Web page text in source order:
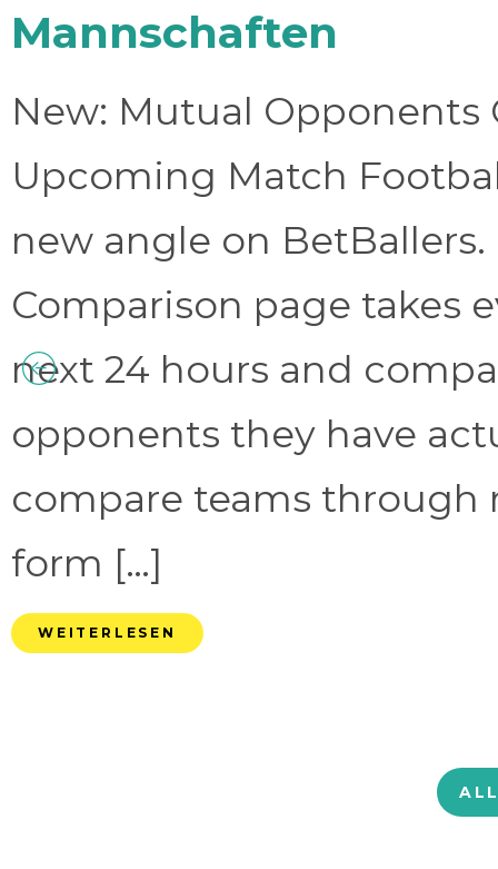
Mannschaften
New: Mutual Opponents
Upcoming Match
new angle on
Comparison page takes
next 24 hours and
opponents they have
compare teams through
form […]
WEITERLESEN